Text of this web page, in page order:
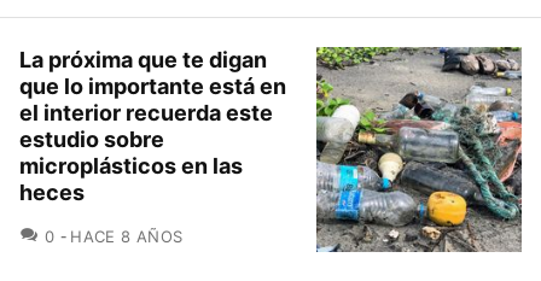
La próxima que te digan
que lo importante está en
el interior recuerda este
estudio sobre
microplásticos en las
heces
0 COMENTARIOS
HACE 8 AÑOS